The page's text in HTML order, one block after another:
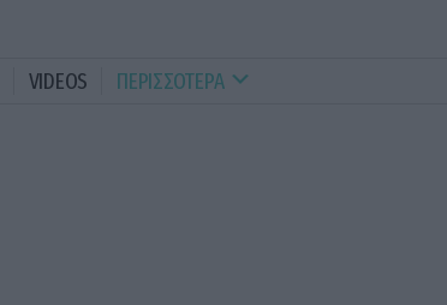
VIDEOS ΠΕΡΙΣΣΟΤΕΡΑ